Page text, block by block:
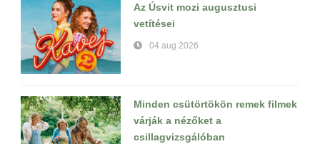
Az Úsvit mozi augusztusi
vetítései
04 aug 2026
Minden csütörtökön remek filmek
várják a nézőket a
csillagvizsgálóban